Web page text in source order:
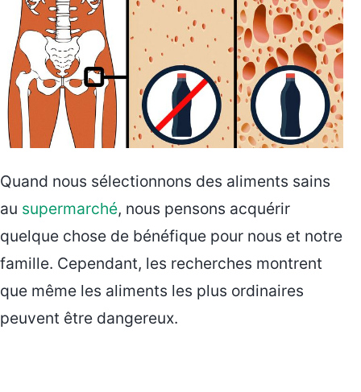
Quand nous sélectionnons des aliments sains
au supermarché, nous pensons acquérir
quelque chose de bénéfique pour nous et notre
famille. Cependant, les recherches montrent
que même les aliments les plus ordinaires
peuvent être dangereux.